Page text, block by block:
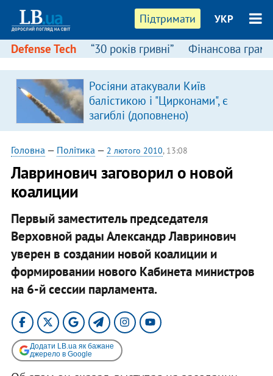
Підтримати УКР
Defense Tech “30 років гривні” Фінансова
Росіяни атакували Київ
балістикою і "Цирконами", є
загиблі (доповнено)
Головна — Політика — 2 лютого 2010, 13:08
Лавринович заговорил о новой
коалиции
Первый заместитель председателя
Верховной рады Александр Лавринович
уверен в создании новой коалиции и
формировании нового Кабинета министров
на 6-й сессии парламента.
Додати LB.ua як бажане
джерело в Google